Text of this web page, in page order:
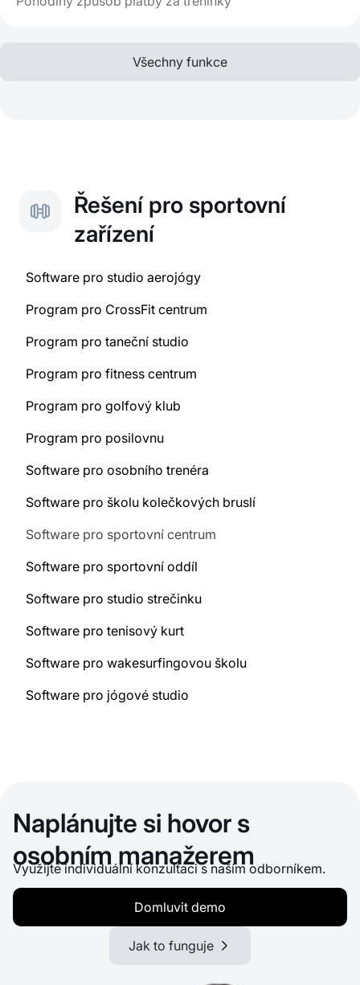
Všechny funkce
Řešení pro sportovní
zařízení
Software pro studio aerojógy
Program pro CrossFit centrum
Program pro taneční studio
Program pro fitness centrum
Program pro golfový klub
Program pro posilovnu
Software pro osobního trenéra
Software pro školu kolečkových bruslí
Software pro sportovní centrum
Software pro sportovní oddíl
Software pro studio strečinku
Software pro tenisový kurt
Software pro wakesurfingovou školu
Software pro jógové studio
Naplánujte si hovor s
osobním manažerem
Využijte individuální konzultaci s naším odborníkem.
Domluvit demo
Jak to funguje